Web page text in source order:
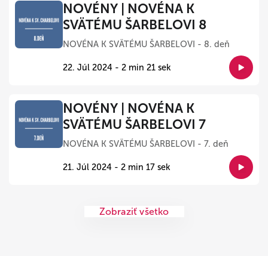
NOVÉNY | NOVÉNA K
SVÄTÉMU ŠARBELOVI 8
NOVÉNA K SVÄTÉMU ŠARBELOVI - 8. deň
22. Júl 2024 - 2 min 21 sek
NOVÉNY | NOVÉNA K
SVÄTÉMU ŠARBELOVI 7
NOVÉNA K SVÄTÉMU ŠARBELOVI - 7. deň
21. Júl 2024 - 2 min 17 sek
Zobraziť všetko